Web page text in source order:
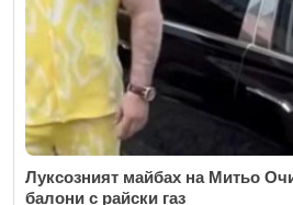
Луксозният майбах на Митьо
балони с райски газ